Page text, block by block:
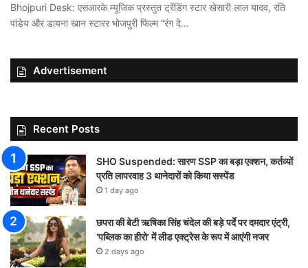
Bhojpuri Desk: एसआरके म्यूजिक प्रस्तुत ट्रेंडिंग स्टार खेसारी लाल यादव, रति
पांडेय और डायना खान स्टारर भोजपुरी फिल्म “रंग दे…
Advertisement
Recent Posts
SHO Suspended: सारण SSP का बड़ा एक्शन, कर्तव्यों
प्रति लापरवाह 3 थानेदारों को किया सस्पेंड
1 day ago
छपरा की बेटी ऋषिका सिंह चंदेल की बड़े पर्दे पर दमदार एंट्री,
‘पब्लिक का हीरो’ में लीड एक्ट्रेस के रूप में आएंगी नजर
2 days ago